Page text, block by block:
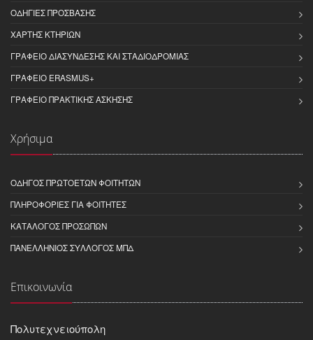
ΟΔΗΓΊΕΣ ΠΡΌΣΒΑΣΗΣ
ΧΆΡΤΗΣ ΚΤΗΡΊΩΝ
ΓΡΑΦΕΊΟ ΔΙΑΣΎΝΔΕΣΗΣ ΚΑΙ ΣΤΑΔΙΟΔΡΟΜΊΑΣ
ΓΡΑΦΕΊΟ ERASMUS+
ΓΡΑΦΕΊΟ ΠΡΑΚΤΙΚΉΣ ΆΣΚΗΣΗΣ
Χρήσιμα
ΟΔΗΓΌΣ ΠΡΩΤΟΕΤΏΝ ΦΟΙΤΗΤΏΝ
ΠΛΗΡΟΦΟΡΊΕΣ ΓΙΑ ΦΟΙΤΗΤΈΣ
ΚΑΤΆΛΟΓΟΣ ΠΡΟΣΏΠΩΝ
ΠΑΝΕΛΛΉΝΙΟΣ ΣΎΛΛΟΓΟΣ ΜΠΔ
Επικοινωνία
Πολυτεχνειούπολη